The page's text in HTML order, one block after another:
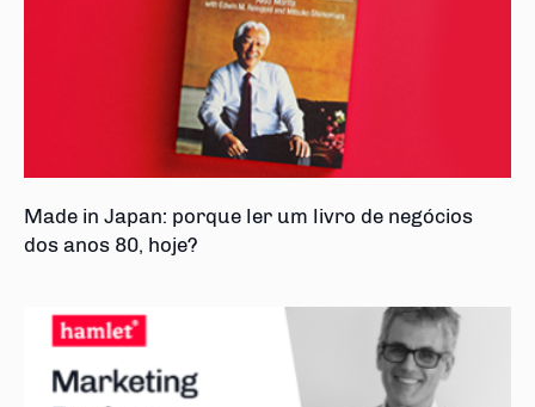
Made in Japan: porque ler um livro de negócios
dos anos 80, hoje?